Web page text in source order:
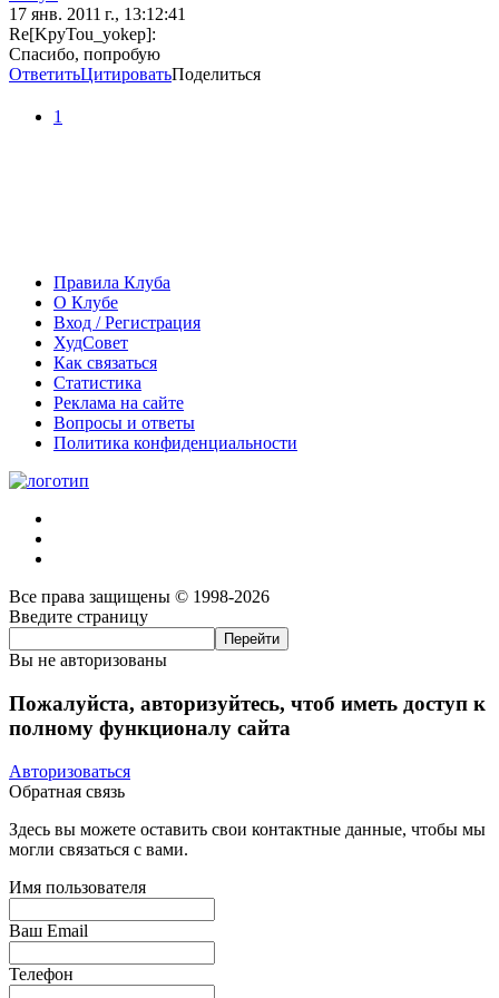
17 янв. 2011 г., 13:12:41
Re[KpyTou_yokep]:
Спасибо, попробую
ОтветитьЦитироватьПоделиться
1
Правила Клуба
О Клубе
Вход / Регистрация
ХудСовет
Как связаться
Статистика
Реклама на сайте
Вопросы и ответы
Политика конфиденциальности
Все права защищены © 1998-2026
Введите страницу
Вы не авторизованы
Пожалуйста, авторизуйтесь, чтоб иметь доступ к
полному функционалу сайта
Авторизоваться
Обратная связь
Здесь вы можете оставить свои контактные данные, чтобы мы
могли связаться с вами.
Имя пользователя
Ваш Email
Телефон